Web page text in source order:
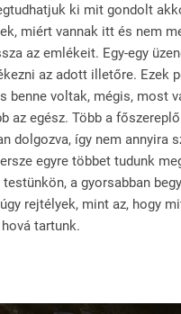
ki mit gondolt
miért vannak itt és nem
az emlékeit. Egy-egy
az adott illetőre. Ezek
benne voltak, mégis, most
az egész. Több a
dolgozva, így nem annyira
egyre többet tudunk
a gyorsabban
rejtélyek, mint az, hogy
tartunk.